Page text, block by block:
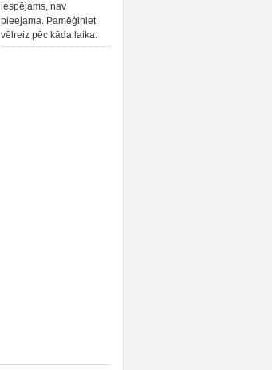
iespējams, nav
pieejama. Pamēģiniet
vēlreiz pēc kāda laika.